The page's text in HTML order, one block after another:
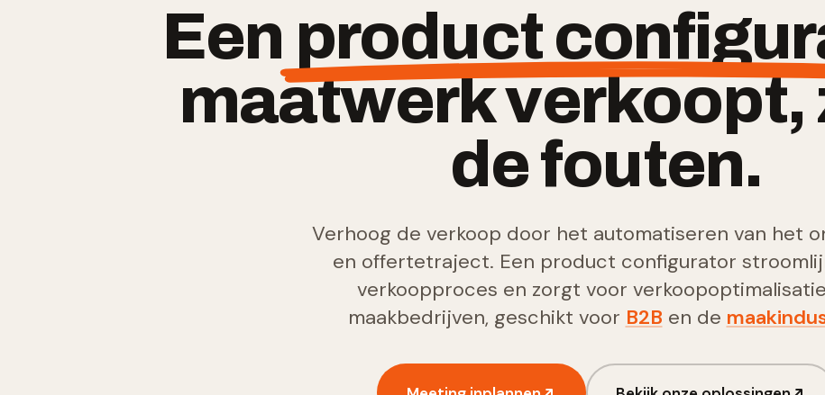
Een product
maatwerk verkoopt,
de fouten.
Verhoog de verkoop door het automatiseren van het
en offertetraject. Een product configurator
verkoopproces en zorgt voor
maakbedrijven, geschikt voor B2B en de